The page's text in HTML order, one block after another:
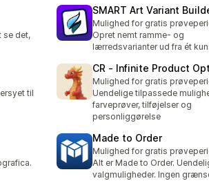
se det,
SMART Art Variant
Mulighed for gratis
Opret nemt ramme- og
lærredsvarianter ud fra ét
til
CR ‑ Infinite Product
Mulighed for gratis
Uendelige tilpassede
farveprøver, tilføjelser og
personliggørelse
Made to Order
Mulighed for gratis
Alt er Made to Order.
valgmuligheder. Ingen